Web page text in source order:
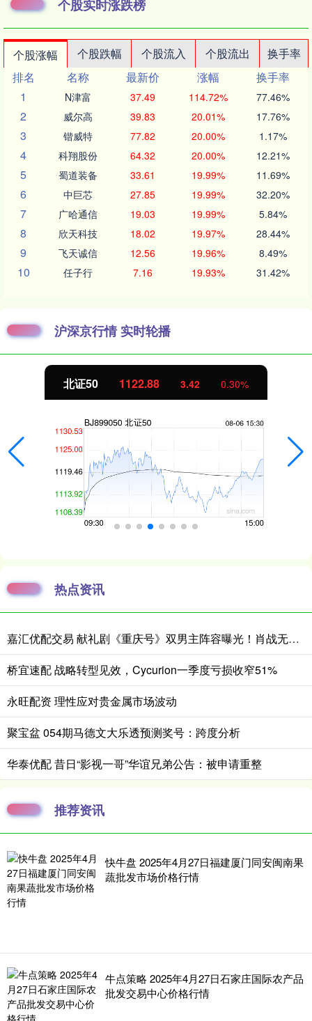
个股实时涨跌榜
个股涨幅 个股跌幅 个股流入 个股流出
换手率
排名
名称 最新价 涨幅
换手率
1
N津富 37.49 114.72% 77.46%
2 威尔高 39.83 20.01% 17.76%
3 锴威特 77.82 20.00% 1.17%
4 科翔股份 64.32 20.00% 12.21%
5 蜀道装备 33.61 19.99% 11.69%
6 中巨芯 27.85 19.99% 32.20%
7 广哈通信 19.03 19.99% 5.84%
8 欣天科技 18.02 19.97% 28.44%
9 飞天诚信 12.56 19.96% 8.49%
10 任子行 7.16 19.93% 31.42%
沪深京行情 实时轮播
北证50 1122.88 3.42 0.30%
热点资讯
嘉汇优配交易 献礼剧《重庆号》双男主阵容曝光！肖战无缝衔接进组，搭档老顶流
桥宜速配 战略转型见效，Cycurion一季度亏损收窄51%
永旺配资 理性应对贵金属市场波动
聚宝盆 054期马德文大乐透预测奖号：跨度分析
华泰优配 昔日“影视一哥”华谊兄弟公告：被申请重整
推荐资讯
快牛盘 2025年4月27日福建厦门同安闽南果
蔬批发市场价格行情
牛点策略 2025年4月27日石家庄国际农产品
批发交易中心价格行情